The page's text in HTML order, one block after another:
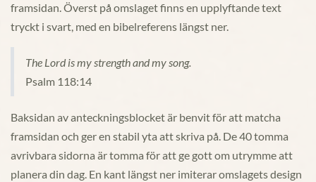
framsidan. Överst på omslaget finns en upplyftande text
tryckt i svart, med en bibelreferens längst ner.
The Lord is my strength and my song.
Psalm 118:14
Baksidan av anteckningsblocket är benvit för att matcha
framsidan och ger en stabil yta att skriva på. De 40 tomma
avrivbara sidorna är tomma för att ge gott om utrymme att
planera din dag. En kant längst ner imiterar omslagets design